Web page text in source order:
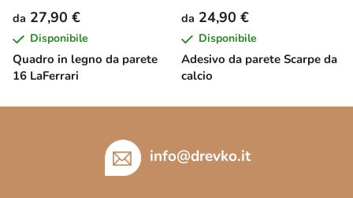
Quadro in legno da parete
16 LaFerrari
da 27,90 €
Disponibile
Adesivo da parete Scarpe da
calcio
da 24,90 €
Disponibile
info@drevko.it